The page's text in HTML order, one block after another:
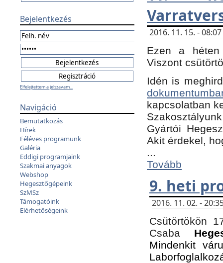
Bejelentkezés
Elfelejtettem a jelszavam...
Navigáció
Bemutatkozás
Hírek
Féléves programunk
Galéria
Eddigi programjaink
Szakmai anyagok
Webshop
Hegesztőgépeink
SzMSz
Támogatóink
Elérhetőségeink
2016. 11. 15. -
Ezen a héten
Viszont
Idén is
kapcsolatban
Gyártói
Akit érdekel,
...
Tovább
9. heti
2016. 11. 02. -
Csütörtökön
Csaba
Mindenkit